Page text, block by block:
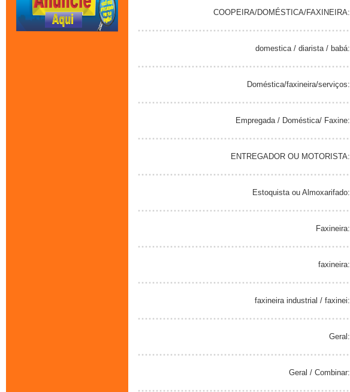
COOPEIRA/DOMÉSTICA/FAXINEIRA:
domestica / diarista / babá:
Doméstica/faxineira/serviços:
Empregada / Doméstica/ Faxine:
ENTREGADOR OU MOTORISTA:
Estoquista ou Almoxarifado:
Faxineira:
faxineira:
faxineira industrial / faxinei:
Geral:
Geral / Combinar: